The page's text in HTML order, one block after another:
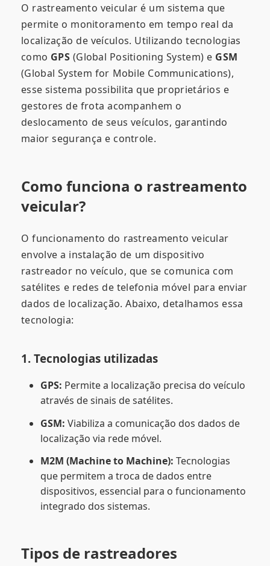
O rastreamento veicular é um sistema que
permite o monitoramento em tempo real da
localização de veículos. Utilizando tecnologias
como GPS (Global Positioning System) e GSM
(Global System for Mobile Communications),
esse sistema possibilita que proprietários e
gestores de frota acompanhem o
deslocamento de seus veículos, garantindo
maior segurança e controle.
Como funciona o rastreamento
veicular?
O funcionamento do rastreamento veicular
envolve a instalação de um dispositivo
rastreador no veículo, que se comunica com
satélites e redes de telefonia móvel para enviar
dados de localização. Abaixo, detalhamos essa
tecnologia:
1. Tecnologias utilizadas
GPS: Permite a localização precisa do veículo
através de sinais de satélites.
GSM: Viabiliza a comunicação dos dados de
localização via rede móvel.
M2M (Machine to Machine): Tecnologias
que permitem a troca de dados entre
dispositivos, essencial para o funcionamento
integrado dos sistemas.
Tipos de rastreadores